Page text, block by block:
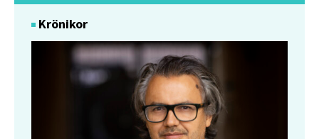
Krönikor